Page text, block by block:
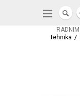
tehnika /